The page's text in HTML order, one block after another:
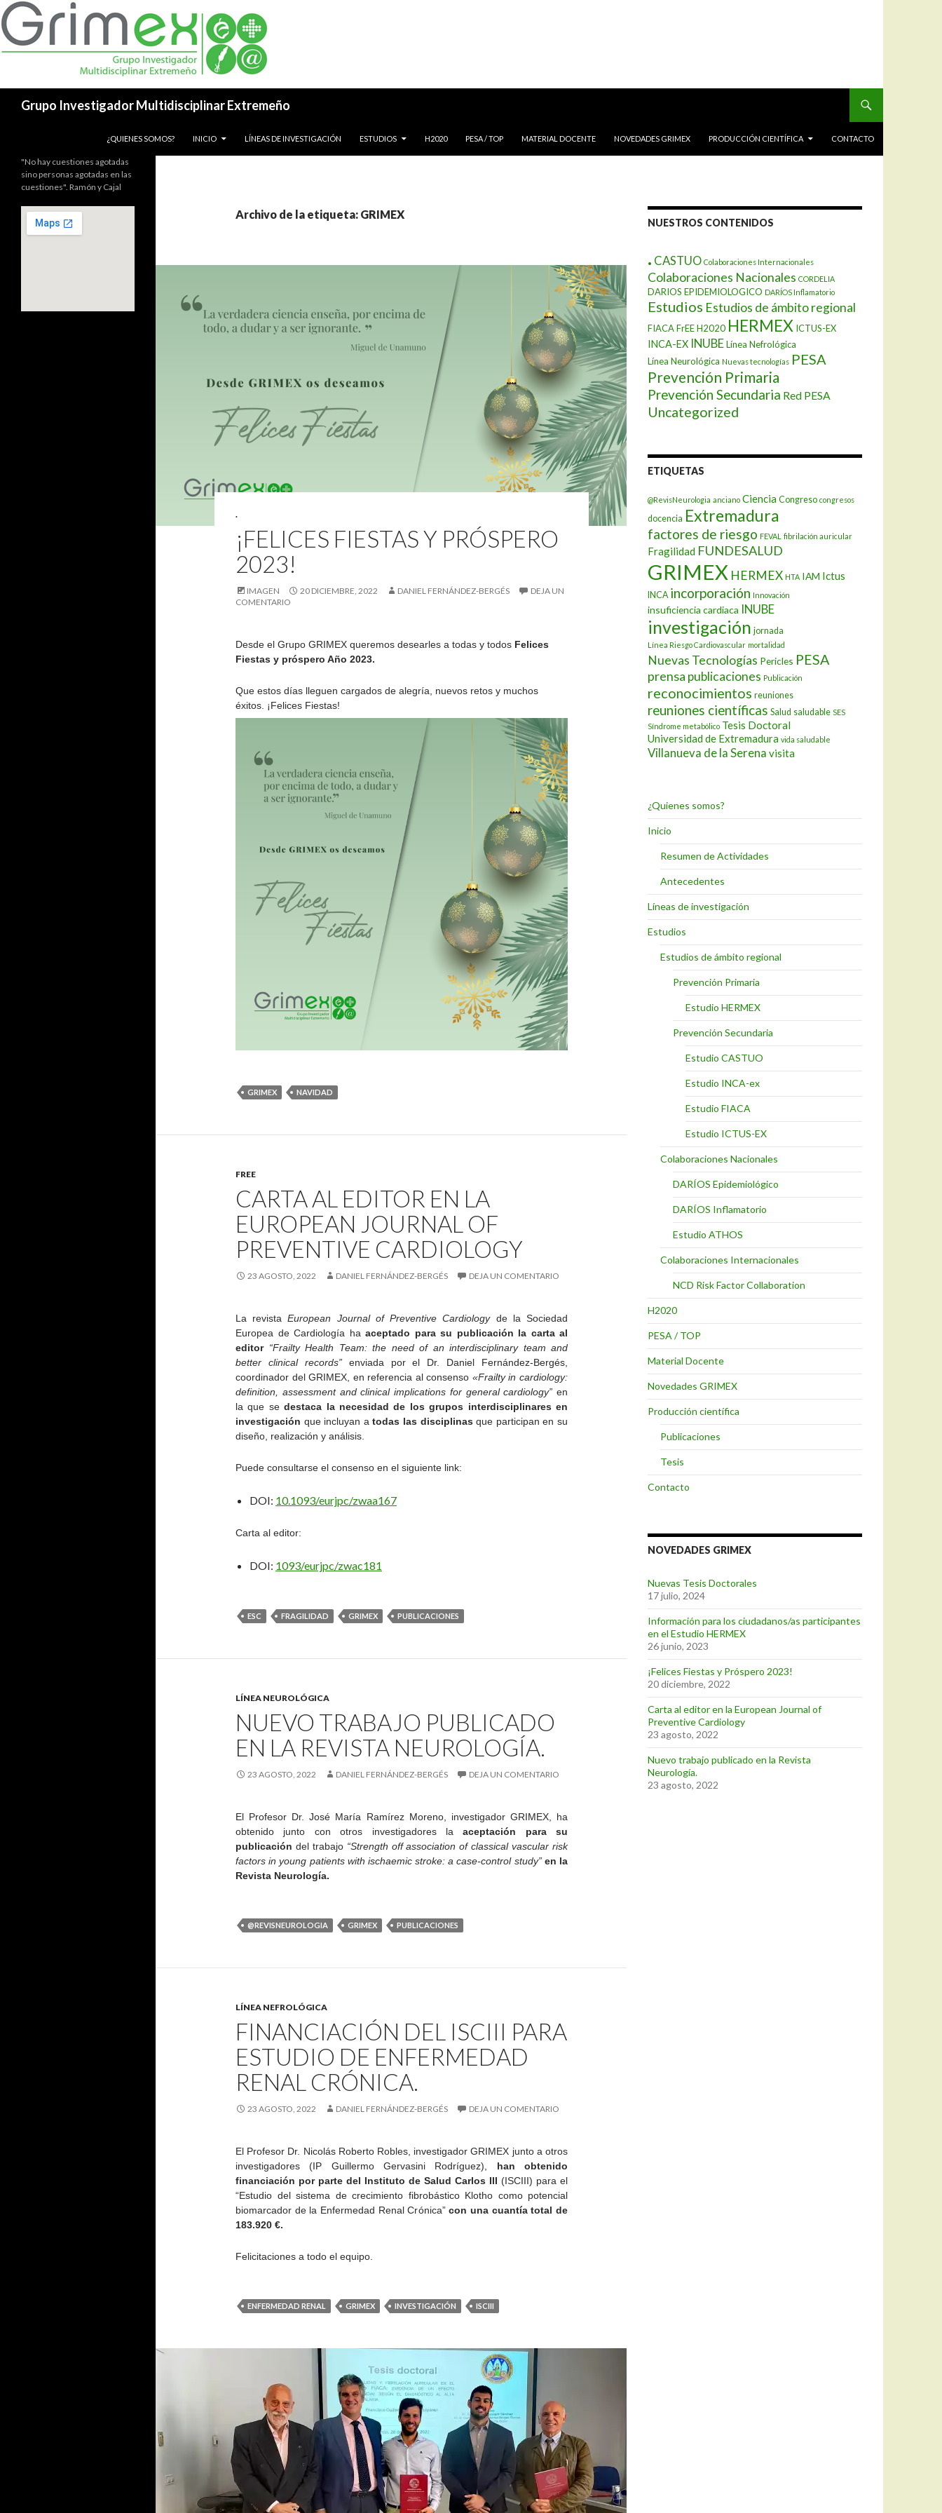
Grupo Investigador Multidisciplinar Extremeño
¿QUIENES SOMOS?
INICIO LÍNEAS DE INVESTIGACIÓN ESTUDIOS H2020 PESA / TOP MATERIAL DOCENTE NOVEDADES GRIMEX PRODUCCIÓN CIENTÍFICA CONTACTO
Archivo de la etiqueta: GRIMEX
.
¡FELICES FIESTAS Y PRÓSPERO
2023!
IMAGEN 20 DICIEMBRE, 2022 DANIEL FERNÁNDEZ-BERGÉS
DEJA UN
COMENTARIO
Desde el Grupo GRIMEX queremos desearles a todas y todos Felices
Fiestas y próspero Año 2023.
Que estos días lleguen cargados de alegría, nuevos retos y muchos
éxitos. ¡Felices Fiestas!
GRIMEX NAVIDAD
FREE
CARTA AL EDITOR EN LA
EUROPEAN JOURNAL OF
PREVENTIVE CARDIOLOGY
23 AGOSTO, 2022 DANIEL FERNÁNDEZ-BERGÉS DEJA UN COMENTARIO
La revistaEuropean Journal of Preventive Cardiologyde la Sociedad
Europea de Cardiología ha aceptado para su publicación la carta al
editor “Frailty Health Team: the need of an interdisciplinary team and
better clinical records”enviada por el Dr. Daniel Fernández-Bergés,
coordinador del GRIMEX, en referencia al consenso «Frailty in cardiology:
definition, assessment and clinical implications for general cardiology” en
la que sedestaca la necesidad de los grupos interdisciplinares en
investigación que incluyan atodas las disciplinasque participan en su
diseño, realización y análisis.
Puede consultarse el consenso en el siguiente link:
DOI: 10.1093/eurjpc/zwaa167
Carta al editor:
DOI: 1093/eurjpc/zwac181
ESC FRAGILIDAD GRIMEX PUBLICACIONES
LÍNEA NEUROLÓGICA
NUEVO TRABAJO PUBLICADO
EN LA REVISTA NEUROLOGÍA.
23 AGOSTO, 2022 DANIEL FERNÁNDEZ-BERGÉS DEJA UN COMENTARIO
El Profesor Dr. José María Ramírez Moreno, investigador GRIMEX, ha
obtenido junto con otros investigadores laaceptación para su
publicación del trabajo “Strength off association of classical vascular risk
factors in young patients with ischaemic stroke: a case-control study” en la
Revista Neurología.
@REVISNEUROLOGIA GRIMEX PUBLICACIONES
LÍNEA NEFROLÓGICA
FINANCIACIÓN DEL ISCIII PARA
ESTUDIO DE ENFERMEDAD
RENAL CRÓNICA.
23 AGOSTO, 2022 DANIEL FERNÁNDEZ-BERGÉS DEJA UN COMENTARIO
El Profesor Dr. Nicolás Roberto Robles, investigador GRIMEX junto a otros
investigadores (IP Guillermo Gervasini Rodríguez), han obtenido
financiación por parte del Instituto de Salud Carlos III (ISCIII) para el
“Estudio del sistema de crecimiento fibrobástico Klotho como potencial
biomarcador de la Enfermedad Renal Crónica”con una cuantía total de
183.920 €.
Felicitaciones a todo el equipo.
ENFERMEDAD RENAL GRIMEX INVESTIGACIÓN ISCIII
NUESTROS CONTENIDOS
. CASTUO Colaboraciones Internacionales
Colaboraciones Nacionales CORDELIA
DARIOS EPIDEMIOLOGICO DARÍOS Inflamatorio
Estudios Estudios de ámbito regional
FIACAFrEEH2020 HERMEX ICTUS-EX
INCA-EX INUBELínea Nefrológica
Línea Neurológica Nuevas tecnologías PESA
Prevención Primaria
Prevención Secundaria Red PESA
Uncategorized
ETIQUETAS
@RevisNeurologia anciano Ciencia Congreso congresos
docencia Extremadura
factores de riesgo FEVAL fibrilación auricular
Fragilidad FUNDESALUD
GRIMEX HERMEX HTA IAM Ictus
INCA incorporación Innovación
insuficiencia cardiaca INUBE
investigación jornada
Línea Riesgo Cardiovascular mortalidad
Nuevas Tecnologías Pericles PESA
prensa publicaciones Publicación
reconocimientos reuniones
reuniones científicas Salud saludable SES
Síndrome metabólico Tesis Doctoral
Universidad de Extremadura vida saludable
Villanueva de la Serena visita
¿Quienes somos?
Inicio
Resumen de Actividades
Antecedentes
Líneas de investigación
Estudios
Estudios de ámbito regional
Prevención Primaria
Estudio HERMEX
Prevención Secundaria
Estudio CASTUO
Estudio INCA-ex
Estudio FIACA
Estudio ICTUS-EX
Colaboraciones Nacionales
DARÍOS Epidemiológico
DARÍOS Inflamatorio
Estudio ATHOS
Colaboraciones Internacionales
NCD Risk Factor Collaboration
H2020
PESA / TOP
Material Docente
Novedades GRIMEX
Producción científica
Publicaciones
Tesis
Contacto
NOVEDADES GRIMEX
Nuevas Tesis Doctorales
17 julio, 2024
Información para los ciudadanos/as participantes
en el Estudio HERMEX
26 junio, 2023
¡Felices Fiestas y Próspero 2023!
20 diciembre, 2022
Carta al editor en la European Journal of
Preventive Cardiology
23 agosto, 2022
Nuevo trabajo publicado en la Revista
Neurología.
23 agosto, 2022
"No hay cuestiones agotadas
sino personas agotadas en las
cuestiones". Ramón y Cajal